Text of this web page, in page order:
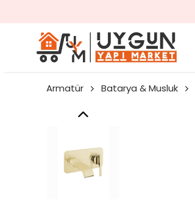
Armatür Batarya & Musluk